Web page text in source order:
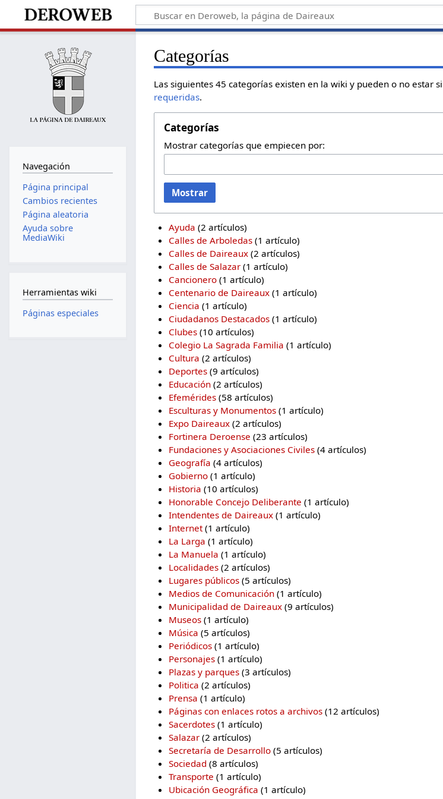
Categorías
Las siguientes 45 categorías existen en la wiki y pueden o no estar
requeridas.
Categorías
Mostrar categorías que empiecen por:
Mostrar
Ayuda ‏‎ (2 artículos)
Calles de Arboledas‏‎ (1 artículo)
Calles de Daireaux‏‎ (2 artículos)
Calles de Salazar‏‎ (1 artículo)
Cancionero‏‎ (1 artículo)
Centenario de Daireaux‏‎ (1 artículo)
Ciencia ‏‎ (1 artículo)
Ciudadanos Destacados‏‎ (1 artículo)
Clubes‏‎ (10 artículos)
Colegio La Sagrada Familia ‏‎ (1 artículo)
Cultura ‏‎ (2 artículos)
Deportes‏‎ (9 artículos)
Educación‏‎ (2 artículos)
Efemérides‏‎ (58 artículos)
Esculturas y Monumentos‏‎ (1 artículo)
Expo Daireaux‏‎ (2 artículos)
Fortinera Deroense ‏‎ (23 artículos)
Fundaciones y Asociaciones Civiles‏‎ (4 artículos)
Geografía ‏‎ (4 artículos)
Gobierno‏‎ (1 artículo)
Historia ‏‎ (10 artículos)
Honorable Concejo Deliberante ‏‎ (1 artículo)
Intendentes de Daireaux‏‎ (1 artículo)
Internet‏‎ (1 artículo)
La Larga ‏‎ (1 artículo)
La Manuela ‏‎ (1 artículo)
Localidades‏‎ (2 artículos)
Lugares públicos‏‎ (5 artículos)
Medios de Comunicación‏‎ (1 artículo)
Municipalidad de Daireaux‏‎ (9 artículos)
Museos‏‎ (1 artículo)
Música ‏‎ (5 artículos)
Periódicos‏‎ (1 artículo)
Personajes‏‎ (1 artículo)
Plazas y parques‏‎ (3 artículos)
Politica ‏‎ (2 artículos)
Prensa ‏‎ (1 artículo)
Páginas con enlaces rotos a archivos‏‎ (12 artículos)
Sacerdotes‏‎ (1 artículo)
Salazar‏‎ (2 artículos)
Secretaría de Desarrollo‏‎ (5 artículos)
Sociedad ‏‎ (8 artículos)
Transporte ‏‎ (1 artículo)
Ubicación Geográfica ‏‎ (1 artículo)
Navegación
Página principal
Cambios recientes
Página aleatoria
Ayuda sobre
MediaWiki
Herramientas wiki
Páginas especiales